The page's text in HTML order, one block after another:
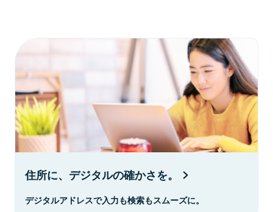
住所に、デジタルの確かさを。
デジタルアドレスで入力も検索もスムーズに。